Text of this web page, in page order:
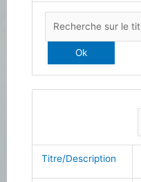
Titre/Description